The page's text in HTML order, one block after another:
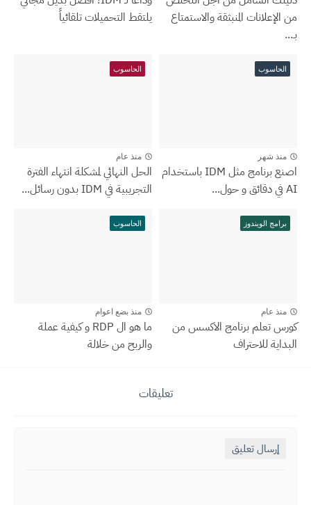
من الإعلانات المنبثقة والاستمتاع
بـ...
يلتقط التحميلات تلقائياً
الحاسوب
منذ شهر
اصنع برنامج مثل IDM باستخدام
AI في دقائق و حول...
الحاسوب
منذ عام
الحل النهائي لمشكلة انتهاء الفترة
التجريبية في IDM بدون رسائل...
برامج الويندوز
منذ عام
كورس تعلم برنامج الاكسس من
البداية للاحتراف
الحاسوب
منذ بضع اعوام
ما هو ال RDP و كيفية عملة
والربح من خلالة
تعليقات
إرسال تعليق